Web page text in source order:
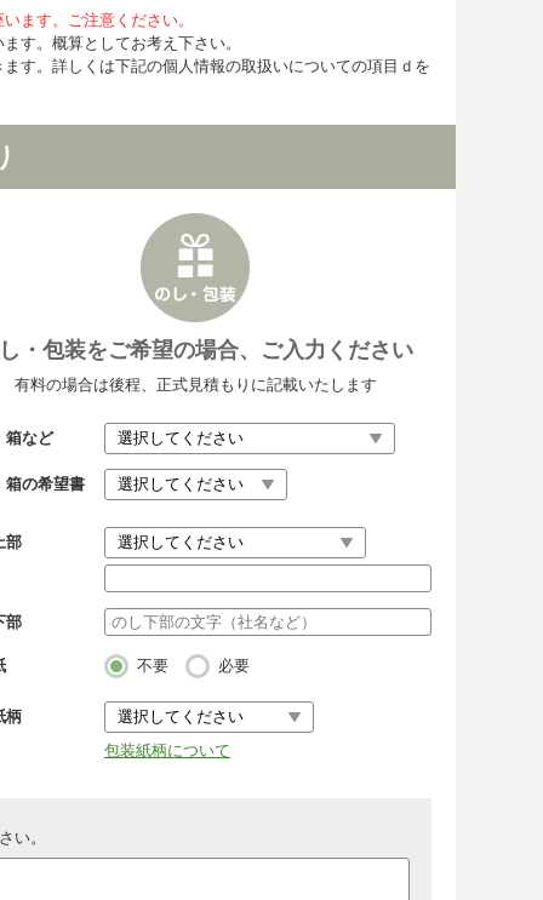
ます。ご注意ください。
す。概算としてお考え下さい。
す。詳しくは下記の個人情報の取扱いについての項目ｄを
・包装をご希望の場合、ご入力ください
有料の場合は後程、正式見積もりに記載いたします
箱など
箱の希望書
部
部
不要 必要
柄
包装紙柄について
い。